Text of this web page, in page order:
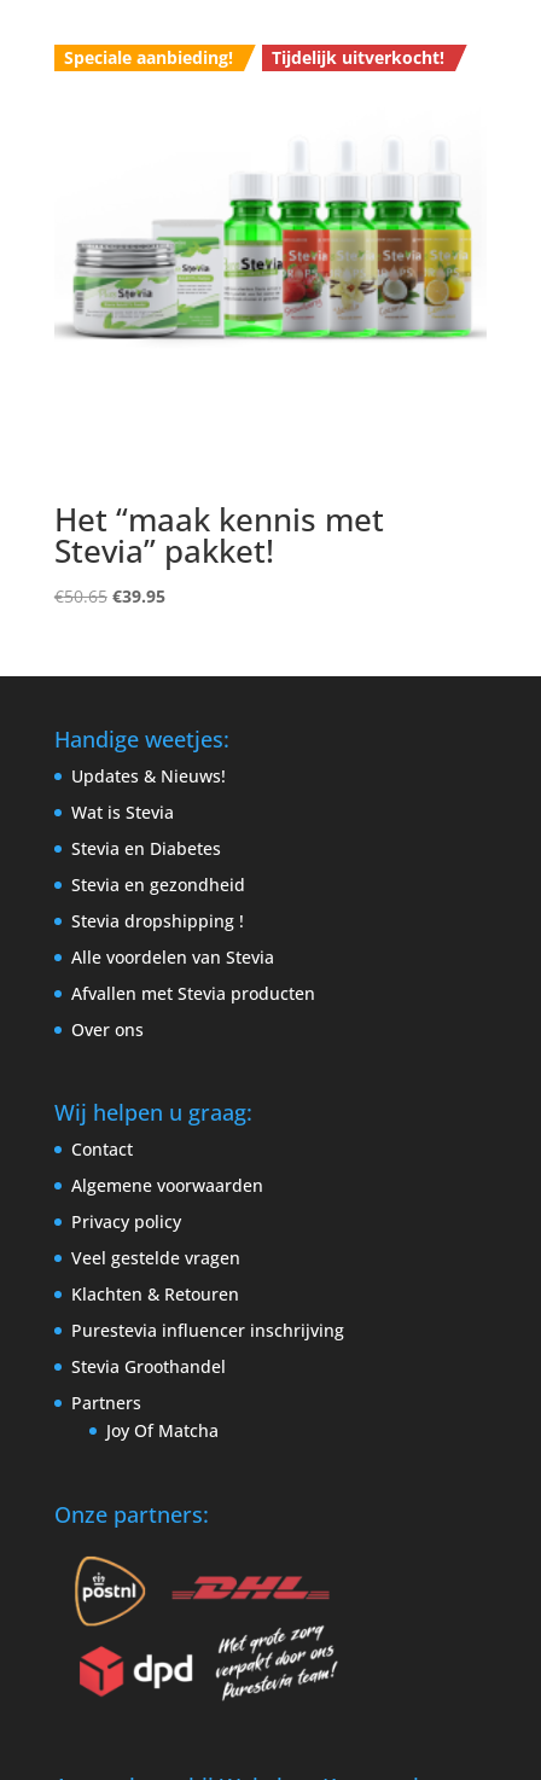
Speciale aanbieding! Tijdelijk uitverkocht!
Het “maak kennis met
Stevia” pakket!
€50.65 Oorspronkelijke
€50.65.
€39.95Huidige
€39.95.
Handige weetjes:
Updates & Nieuws!
Wat is Stevia
Stevia en Diabetes
Stevia en gezondheid
Stevia dropshipping !
Alle voordelen van Stevia
Afvallen met Stevia producten
Over ons
Wij helpen u graag:
Contact
Algemene voorwaarden
Privacy policy
Veel gestelde vragen
Klachten & Retouren
Purestevia influencer inschrijving
Stevia Groothandel
Partners
Joy Of Matcha
Onze partners: